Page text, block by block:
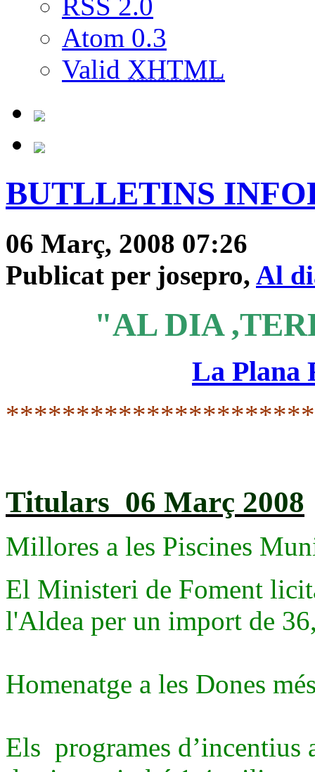
Atom 0.3
Valid XHTML
BUTLLETINS
06 Març, 2008 07:26
Publicat per josepro, Al
"AL DIA
La Plana
Titulars 06 Març 2008
Millores a les Piscines
El Ministeri de Foment
l'Aldea per un import de
Homenatge a les Dones
Els programes d’incentius